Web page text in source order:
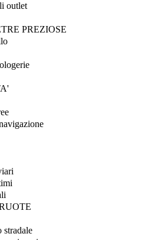
outlet
PREZIOSE
stradale